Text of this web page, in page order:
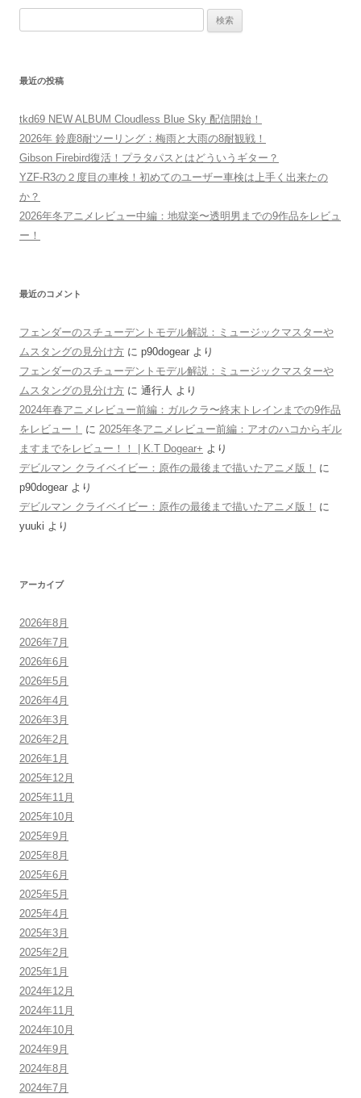
最近の投稿
tkd69 NEW ALBUM Cloudless Blue Sky 配信開始！
2026年 鈴鹿8耐ツーリング：梅雨と大雨の8耐観戦！
Gibson Firebird復活！プラタパスとはどういうギター？
YZF-R3の２度目の車検！初めてのユーザー車検は上手く出来たの
か？
2026年冬アニメレビュー中編：地獄楽〜透明男までの9作品をレビュ
ー！
最近のコメント
フェンダーのスチューデントモデル解説：ミュージックマスターや
ムスタングの見分け方 に p90dogear より
フェンダーのスチューデントモデル解説：ミュージックマスターや
ムスタングの見分け方 に 通行人 より
2024年春アニメレビュー前編：ガルクラ〜終末トレインまでの9作品
をレビュー！
に 2025年冬アニメレビュー前編：アオのハコからギル
ますまでをレビュー！！ | K.T Dogear+ より
デビルマン クライベイビー：原作の最後まで描いたアニメ版！
に
p90dogear より
デビルマン クライベイビー：原作の最後まで描いたアニメ版！
に
yuuki より
アーカイブ
2026年8月
2026年7月
2026年6月
2026年5月
2026年4月
2026年3月
2026年2月
2026年1月
2025年12月
2025年11月
2025年10月
2025年9月
2025年8月
2025年6月
2025年5月
2025年4月
2025年3月
2025年2月
2025年1月
2024年12月
2024年11月
2024年10月
2024年9月
2024年8月
2024年7月